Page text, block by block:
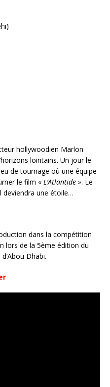
hol­ly­woo­dien Marlon
loin­tains. Un jour le
de tour­nage où une équipe
le film « L’Atlantide ». Le
devien­dra une étoile…
dans la compétition
lors de la 5ème édition du
Dhabi.